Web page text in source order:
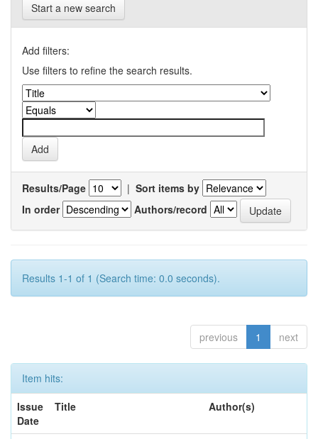
Start a new search
Add filters:
Use filters to refine the search results.
Results/Page | Sort items by
In order
Authors/record
Results 1-1 of 1 (Search time: 0.0 seconds).
previous 1 next
Item hits:
Issue
Date
Title Author(s)